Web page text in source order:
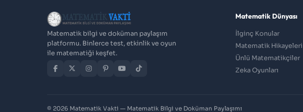
Matematik bilgi ve doküman paylaşım
platformu. Binlerce test, etkinlik ve oyun
ile matematiği keşfet.
Matematik Dünyası
İlginç Konular
Matematik Hikayeleri
Ünlü Matematikçiler
Zeka Oyunları
© 2026 Matematik Vakti — Matematik Bilgi ve Doküman Paylaşımı